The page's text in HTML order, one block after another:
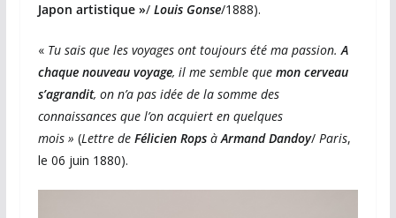
Japon artistique »/ Louis Gonse/1888).
« Tu sais que les voyages ont toujours été ma passion. A
chaque nouveau voyage, il me semble que mon cerveau
s’agrandit, on n’a pas idée de la somme des
connaissances que l’on acquiert en quelques
mois » (Lettre de Félicien Rops à Armand Dandoy/ Paris,
le 06 juin 1880).